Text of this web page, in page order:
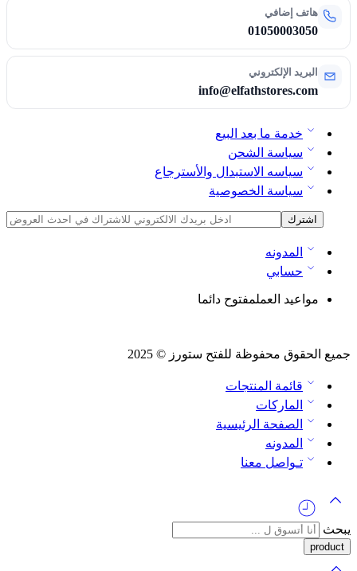
هاتف إضافي
01050003050
البريد الإلكتروني
info@elfathstores.com
خدمة ما بعد البيع
سياسة الشحن
سياسه الاستبدال والأسترجاع
سياسة الخصوصية
المدونه
حسابي
مواعيد العملمفتوح دائما
جميع الحقوق محفوظة للفتح ستورز © 2025
قائمة المنتجات
الماركات
الصفحة الرئيسية
المدونه
تـواصل معنا
يبحث